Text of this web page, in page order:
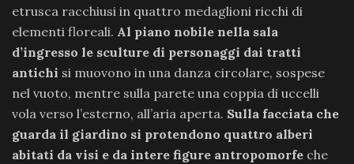
etrusca racchiusi in quattro medaglioni ricchi di
elementi floreali. Al piano nobile nella sala
d’ingresso le sculture di personaggi dai tratti
antichi si muovono in una danza circolare, sospese
nel vuoto, mentre sulla parete una coppia di uccelli
vola verso l’esterno, all’aria aperta. Sulla facciata che
guarda il giardino si protendono quattro alberi
abitati da visi e da intere figure antropomorfe che